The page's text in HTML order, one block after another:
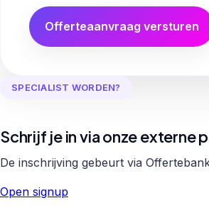
Offerteaanvraag versturen
SPECIALIST WORDEN?
Schrijf je in via onze externe
De inschrijving gebeurt via
Open signup